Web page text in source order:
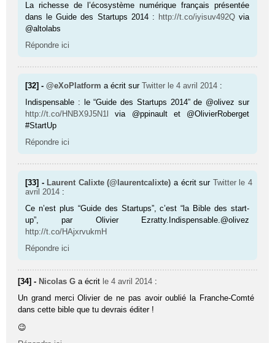
La richesse de l’écosystème numérique français présentée
dans le Guide des Startups 2014 : http://t.co/iyisuv492Qvia
@altolabs
Répondre ici
[32] -@eXoPlatform a écrit surTwitter le 4 avril 2014 :
Indispensable : le “Guide des Startups 2014” de @olivez sur
http://t.co/HNBX9J5N1l
via @ppinault et @OlivierRoberget
#StartUp
Répondre ici
[33] - Laurent Calixte (@laurentcalixte) a écrit sur Twitter le 4
avril 2014 :
Ce n’est plus “Guide des Startups”, c’est “la Bible des start-
up”, par Olivier Ezratty.Indispensable.@olivez
http://t.co/HAjxrvukmH
Répondre ici
[34] - Nicolas G a écrit le 4 avril 2014 :
Un grand merci Olivier de ne pas avoir oublié la Franche-Comté
dans cette bible que tu devrais éditer !
😉